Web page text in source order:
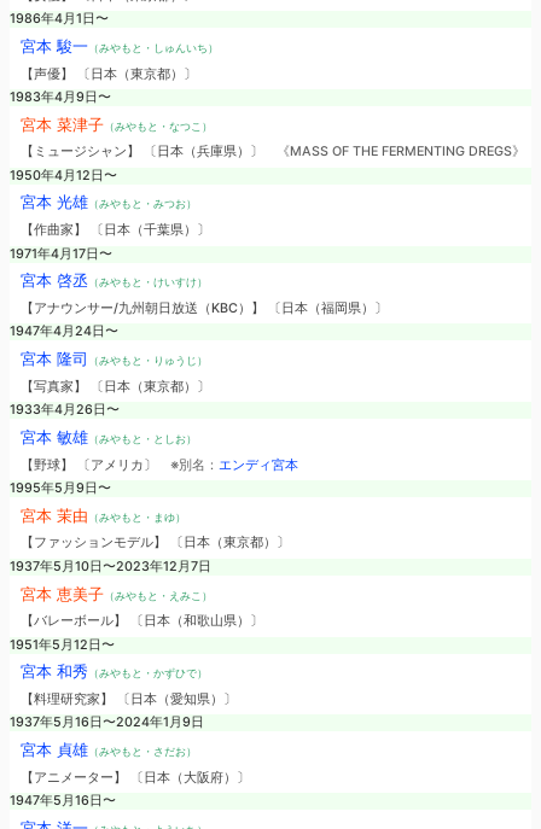
1986年4月1日〜
宮本 駿一（みやもと・しゅんいち）
【声優】 〔日本（東京都）〕
1983年4月9日〜
宮本 菜津子（みやもと・なつこ）
【ミュージシャン】 〔日本（兵庫県）〕
《MASS OF THE FERMENTING DREGS》
1950年4月12日〜
宮本 光雄（みやもと・みつお）
【作曲家】 〔日本（千葉県）〕
1971年4月17日〜
宮本 啓丞（みやもと・けいすけ）
【アナウンサー/九州朝日放送（KBC）】 〔日本（福岡県）〕
1947年4月24日〜
宮本 隆司 （みやもと・りゅうじ）
【写真家】 〔日本（東京都）〕
1933年4月26日〜
宮本 敏雄（みやもと・としお）
【野球】 〔アメリカ〕 ※別名： エンディ宮本
1995年5月9日〜
宮本 茉由 （みやもと・まゆ）
【ファッションモデル】 〔日本（東京都）〕
1937年5月10日〜2023年12月7日
宮本 恵美子（みやもと・えみこ）
【バレーボール】 〔日本（和歌山県）〕
1951年5月12日〜
宮本 和秀 （みやもと・かずひで）
【料理研究家】 〔日本（愛知県）〕
1937年5月16日〜2024年1月9日
宮本 貞雄（みやもと・さだお）
【アニメーター】 〔日本（大阪府）〕
1947年5月16日〜